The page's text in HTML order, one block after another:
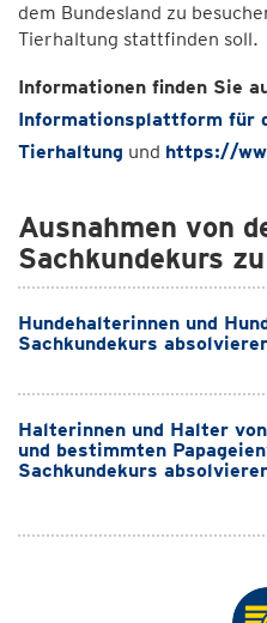
dem Bundesland zu
Tierhaltung stattfinden soll.
Informationen finden Sie
Informationsplattform für
Tierhaltung und https://
Ausnahmen von
Sachkundekurs
Hundehalterinnen und
Sachkundekurs
Halterinnen und Halter
und bestimmten
Sachkundekurs